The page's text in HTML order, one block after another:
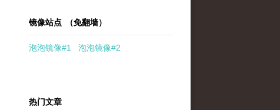
镜像站点 （免翻墙）
泡泡镜像#1 泡泡镜像#2
热门文章